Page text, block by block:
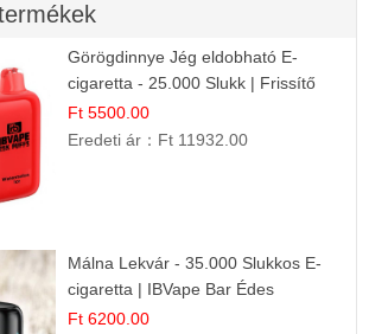
Görögdinnye Jég eldobható E-
cigaretta - 25.000 Slukk | Frissítő
Nyári Íz
Ft 5500.00
Eredeti ár： Ft 11932.00
Málna Lekvár - 35.000 Slukkos E-
cigaretta | IBVape Bar Édes
Gyümölcs Íz
Ft 6200.00